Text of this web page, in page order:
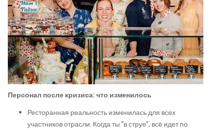
Персонал после кризиса: что изменилось
Ресторанная реальность изменилась для всех
участников отрасли. Когда ты “в струе”, всё идет по